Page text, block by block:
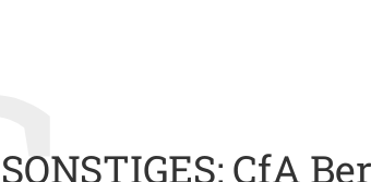
SONSTIGES: CfA